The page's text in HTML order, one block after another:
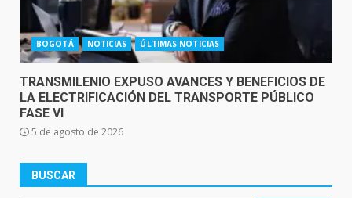
BOGOTÁ NOTICIAS ÚLTIMAS NOTICIAS
TRANSMILENIO EXPUSO AVANCES Y BENEFICIOS DE
LA ELECTRIFICACIÓN DEL TRANSPORTE PÚBLICO
FASE VI
5 de agosto de 2026
BUSCAR